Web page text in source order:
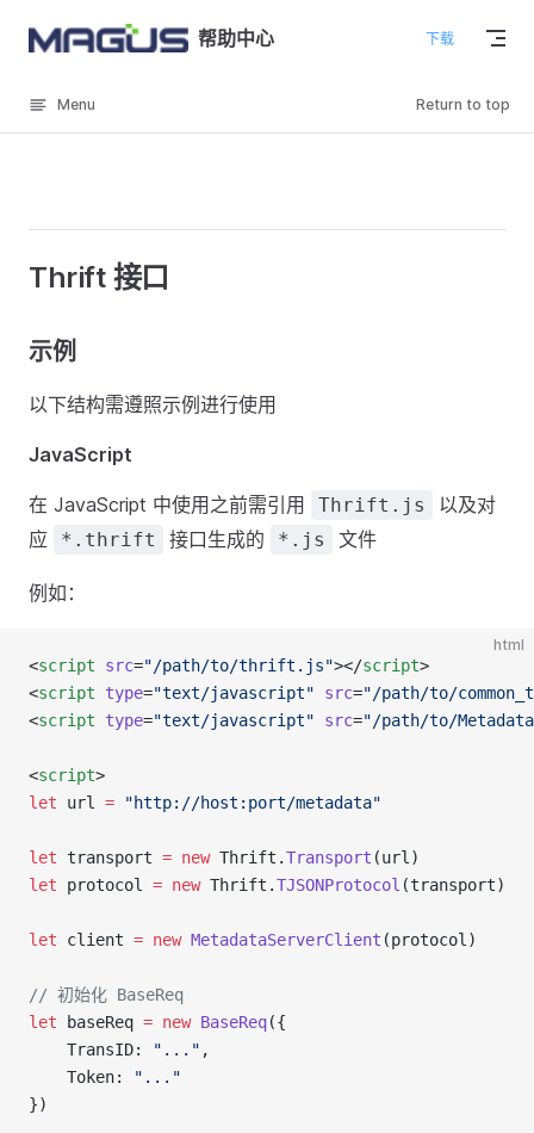
Skip to content 帮助中心 下载
Menu Return to top
Thrift 接口
示例
以下结构需遵照示例进行使用
JavaScript
在 JavaScript 中使用之前需引用 Thrift.js
以及对
应
*.thrift 接口生成的 *.js 文件
例如：
html
<script src="/path/to/thrift.js"></script>
<script type="text/javascript" src="/path/to/
<script type="text/javascript" src="/path/to/
<script>
let url = "http://host:port/metadata"
let transport = new Thrift.Transport (url)
let protocol = new Thrift.TJSONProtocol (transport)
let client = new MetadataServerClient (protocol)
// 初始化 BaseReq
let baseReq = new BaseReq({
	TransID:
"..." ,
	Token:
"..."
})